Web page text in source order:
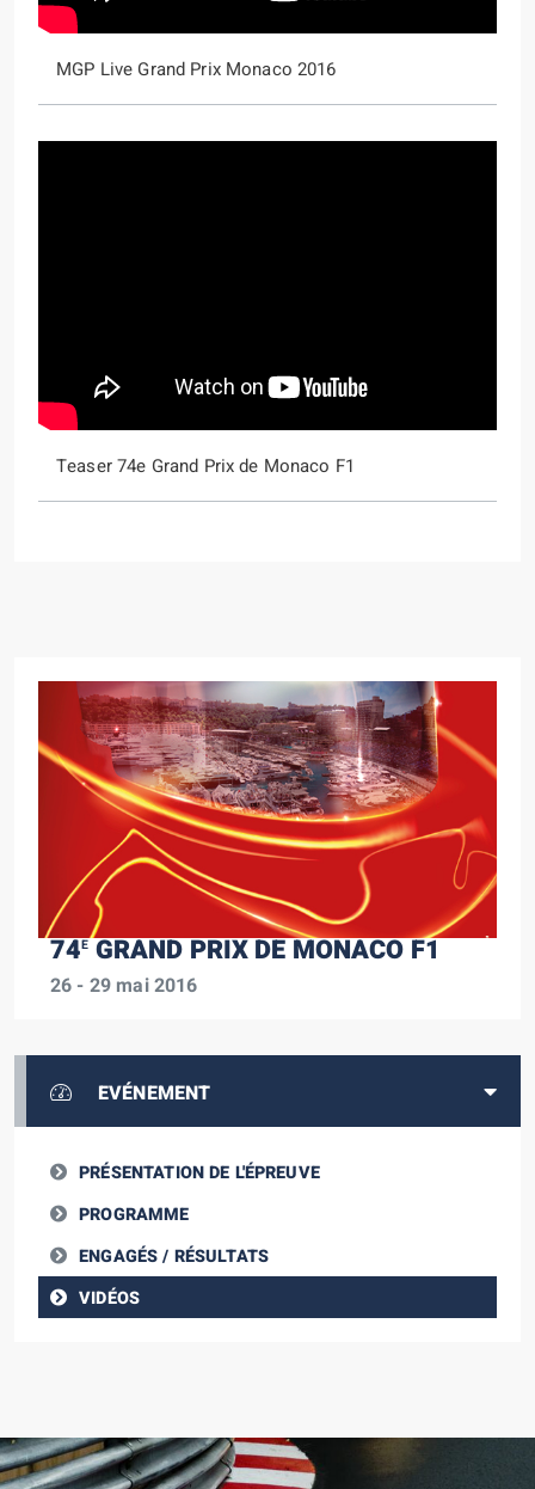
74EGRAND PRIX DE MONACO F1
26 - 29 mai 2016
EVÉNEMENT
PRÉSENTATION DE L'ÉPREUVE
PROGRAMME
ENGAGÉS / RÉSULTATS
VIDÉOS
MGP Live Grand Prix Monaco 2016
Teaser 74e Grand Prix de Monaco F1